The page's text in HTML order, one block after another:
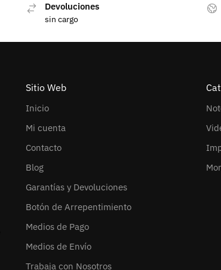
Devoluciones
sin cargo
Sitio Web
Inicio
Mi cuenta
Contacto
Blog
Garantías y Devoluciones
Botón de Arrepentimiento
Medios de Pago
Medios de Envío
Trabaja con Nosotros